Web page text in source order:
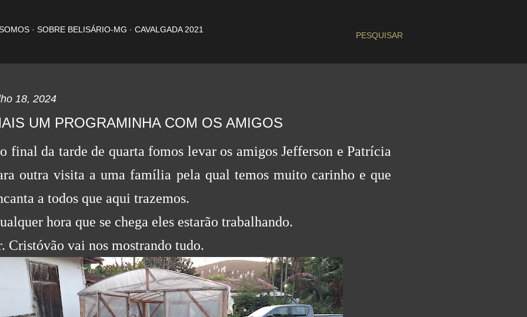
PESQUISAR
SOBRE BELISÁRIO-MG CAVALGADA 2021
18, 2024
UM PROGRAMINHA COM OS AMIGOS
final da tarde de quarta fomos levar os amigos Jefferson e Patrícia
outra visita a umafamília pela qual temos muito carinho e que
a todos que aqui trazemos.
hora que se chega eles estarão trabalhando.
Cristóvão vai nos mostrando tudo.